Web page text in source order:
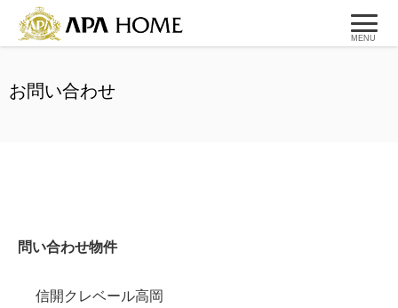
MENU
お問い合わせ
問い合わせ物件
信開クレベール高岡